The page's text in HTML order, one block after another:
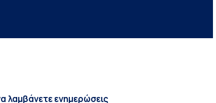
λαμβάνετε ενημερώσεις